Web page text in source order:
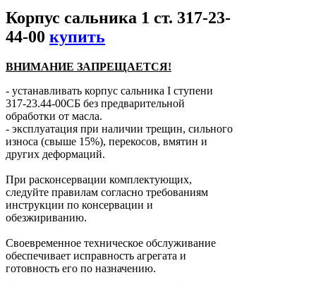
Корпус сальника 1 ст. 317-23-
44-00 купить
ВНИМАНИЕ ЗАПРЕЩАЕТСЯ!
- устанавливать корпус сальника І ступени
317-23.44-00СБ без предварительной
обработки от масла.
- эксплуатация при наличии трещин, сильного
износа (свыше 15%), перекосов, вмятин и
других деформаций.
При расконсервации комплектующих,
следуйте правилам согласно требованиям
инструкции по консервации и
обезжириванию.
Своевременное техническое обслуживание
обеспечивает исправность агрегата и
готовность его по назначению.